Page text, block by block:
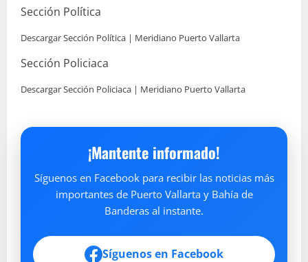
Sección Política
Descargar Sección Política | Meridiano Puerto Vallarta
Sección Policiaca
Descargar Sección Policiaca | Meridiano Puerto Vallarta
¡Mantente informado!
Síguenos en Facebook para recibir las noticias más
importantes de Puerto Vallarta y Bahía de
Banderas al instante.
Síguenos en Facebook